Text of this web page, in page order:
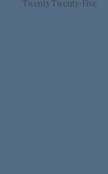
Twenty Twenty-Five